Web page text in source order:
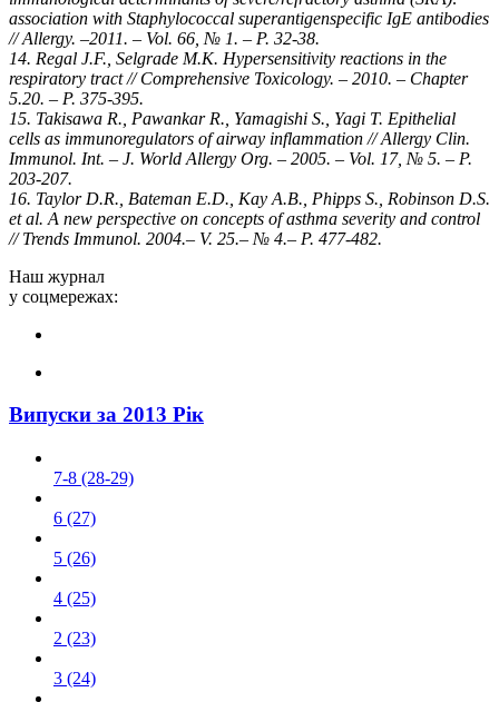
association with Staphylococcal superantigenspecific IgE antibodies
// Allergy. –2011. – Vol. 66, № 1. – P. 32-38.
14. Regal J.F., Selgrade M.K. Hypersensitivity reactions in the
respiratory tract // Comprehensive Toxicology. – 2010. – Chapter
5.20. – P. 375-395.
15. Takisawa R., Pawankar R., Yamagishi S., Yagi T. Epithelial
cells as immunoregulators of airway inflammation // Allergy Clin.
Immunol. Int. – J. World Allergy Org. – 2005. – Vol. 17, № 5. – P.
203-207.
16. Taylor D.R., Bateman E.D., Kay A.B., Phipps S., Robinson D.S.
et al. A new perspective on concepts of asthma severity and control
// Trends Immunol. 2004.– V. 25.– № 4.– P. 477-482.
Наш журнал
у соцмережах:
Випуски за 2013 Рік
7-8 (28-29)
6 (27)
5 (26)
4 (25)
2 (23)
3 (24)